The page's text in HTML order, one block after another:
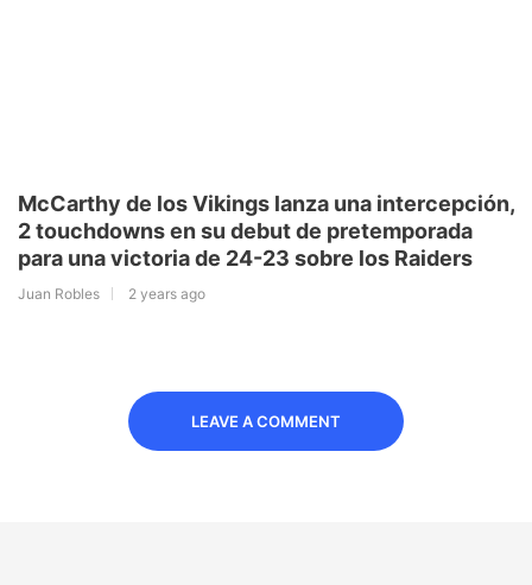
McCarthy de los Vikings lanza una intercepción,
2 touchdowns en su debut de pretemporada
para una victoria de 24-23 sobre los Raiders
Juan Robles 2 years ago
LEAVE A COMMENT